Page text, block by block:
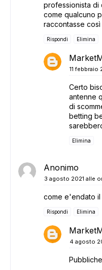
professionista di
come qualcuno
raccontasse così
Rispondi Elimina
11 febbraio
Certo
antenne
di
betting
Elimina
Anonimo
3 agosto 2021 alle
come e'endato il
Rispondi Elimina
4 agosto